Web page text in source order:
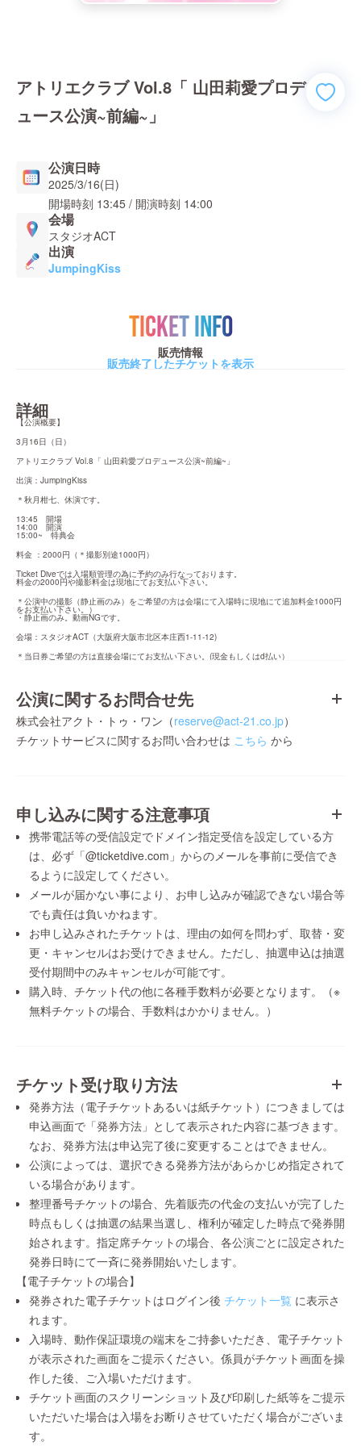
アトリエクラブ Vol.8「 山田莉愛プロデ
ュース公演~前編~」
公演日時
2025/3/16(日)
開場時刻 13:45 / 開演時刻 14:00
会場
スタジオACT
出演
JumpingKiss
TICKET INFO
販売情報
販売終了したチケットを表示
詳細
【公演概要】
3月16日（日）
アトリエクラブ Vol.8「 山田莉愛プロデュース公演~前編~」
出演：JumpingKiss
＊秋月柑七、休演です。
13:45　開場
14:00　開演
15:00~　特典会
料金 ：2000円（＊撮影別途1000円）
Ticket Diveでは入場順管理の為に予約のみ行なっております。
料金の2000円や撮影料金は現地にてお支払い下さい。
＊公演中の撮影（静止画のみ）をご希望の方は会場にて入場時に現地にて追加料金1000円
をお支払い下さい。）
・静止画のみ。動画NGです。
会場：スタジオACT（大阪府大阪市北区本庄西1-11-12)
＊当日券ご希望の方は直接会場にてお支払い下さい。(現金もしくはd払い）
公演に関するお問合せ先
株式会社アクト・トゥ・ワン（reserve@act-21.co.jp）
チケットサービスに関するお問い合わせは こちら から
申し込みに関する注意事項
携帯電話等の受信設定でドメイン指定受信を設定している方
は、必ず「@ticketdive.com」からのメールを事前に受信でき
るように設定してください。
メールが届かない事により、お申し込みが確認できない場合等
でも責任は負いかねます。
お申し込みされたチケットは、理由の如何を問わず、取替・変
更・キャンセルはお受けできません。ただし、抽選申込は抽選
受付期間中のみキャンセルが可能です。
購入時、チケット代の他に各種手数料が必要となります。（※
無料チケットの場合、手数料はかかりません。）
チケット受け取り方法
発券方法（電子チケットあるいは紙チケット）につきましては
申込画面で「発券方法」として表示された内容に基づきます。
なお、発券方法は申込完了後に変更することはできません。
公演によっては、選択できる発券方法があらかじめ指定されて
いる場合があります。
整理番号チケットの場合、先着販売の代金の支払いが完了した
時点もしくは抽選の結果当選し、権利が確定した時点で発券開
始されます。指定席チケットの場合、各公演ごとに設定された
発券日時にて一斉に発券開始いたします。
【電子チケットの場合】
発券された電子チケットはログイン後 チケット一覧 に表示さ
れます。
入場時、動作保証環境の端末をご持参いただき、電子チケット
が表示された画面をご提示ください。係員がチケット画面を操
作した後、ご入場いただけます。
チケット画面のスクリーンショット及び印刷した紙等をご提示
いただいた場合は入場をお断りさせていただく場合がございま
す。